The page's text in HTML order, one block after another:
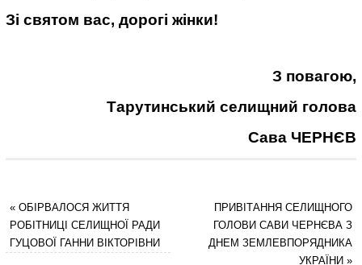
Зі святом вас, дорогі жінки!
З повагою,
Тарутинський селищний голова
Сава ЧЕРНЄВ
«ОБІРВАЛОСЯ ЖИТТЯ
РОБІТНИЦІ СЕЛИЩНОЇ РАДИ
ГУЦОВОЇ ГАННИ ВІКТОРІВНИ
ПРИВІТАННЯ СЕЛИЩНОГО
ГОЛОВИ САВИ ЧЕРНЄВА З
ДНЕМ ЗЕМЛЕВПОРЯДНИКА
УКРАЇНИ»